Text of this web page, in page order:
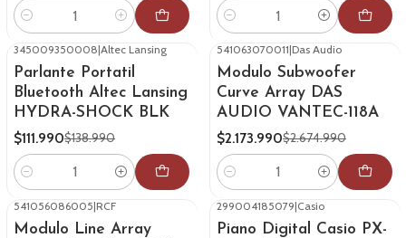
Cantidad Cantidad
345009350008|Altec Lansing
Parlante Portatil
Bluetooth Altec Lansing
HYDRA-SHOCK BLK
$111.990$138.990
Cantidad
541063070011|Das Audio
Modulo Subwoofer
Curve Array DAS
AUDIO VANTEC-118A
$2.173.990$2.674.990
Cantidad
-17%OFF
541056086005|RCF
Modulo Line Array
-24%OFF
299004185079|Casio
Piano Digital Casio PX-